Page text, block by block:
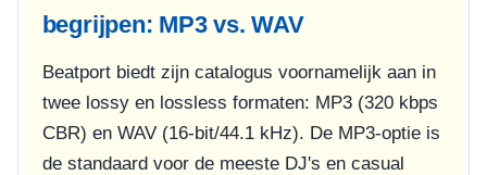
begrijpen: MP3 vs. WAV
Beatport biedt zijn catalogus voornamelijk aan in
twee lossy en lossless formaten: MP3 (320 kbps
CBR) en WAV (16-bit/44.1 kHz). De MP3-optie is
de standaard voor de meeste DJ's en casual